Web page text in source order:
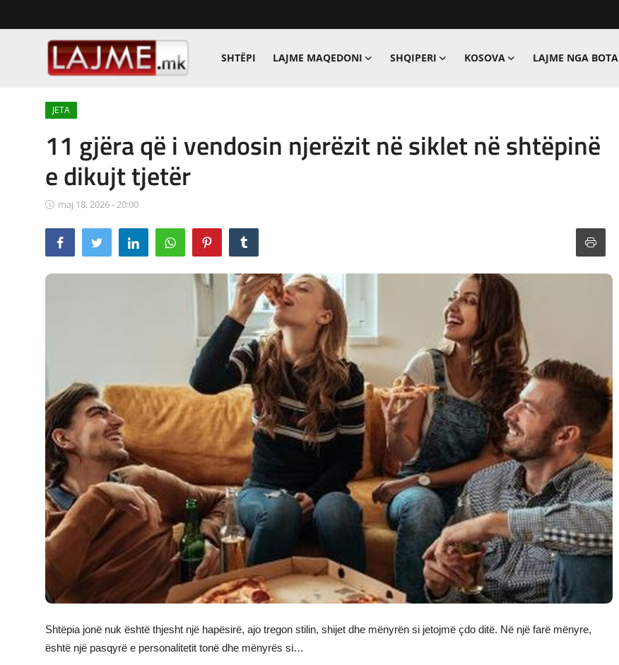
SHTËPI LAJME MAQEDONI SHQIPERI KOSOVA LAJME NGA BOTA
LAJME MAQEDONI
SHQIPERI
KOSOVA
LAJME NGA BOTA
SHOWBIZ
Shqip
JETA
11 gjëra që i vendosin njerëzit në siklet në shtëpinë
e dikujt tjetër
maj 18, 2026 - 20:00
Shtëpia jonë nuk është thjesht një hapësirë, ajo tregon stilin, shijet dhe mënyrën si jetojmë çdo ditë. Në një farë mënyre,
është një pasqyrë e personalitetit tonë dhe mënyrës si…